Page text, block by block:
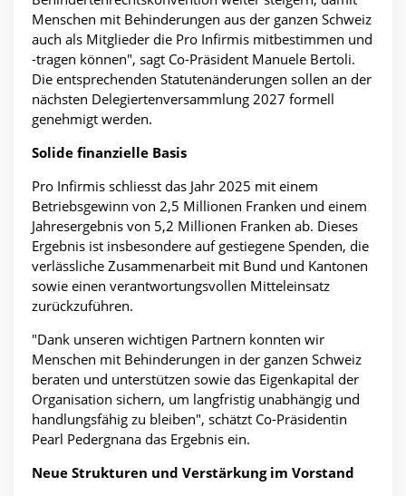
Menschen mit Behinderungen aus der ganzen Schweiz
auch als Mitglieder die Pro Infirmis mitbestimmen und
-tragen können", sagt Co-Präsident Manuele Bertoli.
Die entsprechenden Statutenänderungen sollen an der
nächsten Delegiertenversammlung 2027 formell
genehmigt werden.
Solide finanzielle Basis
Pro Infirmis schliesst das Jahr 2025 mit einem
Betriebsgewinn von 2,5 Millionen Franken und einem
Jahresergebnis von 5,2 Millionen Franken ab. Dieses
Ergebnis ist insbesondere auf gestiegene Spenden, die
verlässliche Zusammenarbeit mit Bund und Kantonen
sowie einen verantwortungsvollen Mitteleinsatz
zurückzuführen.
"Dank unseren wichtigen Partnern konnten wir
Menschen mit Behinderungen in der ganzen Schweiz
beraten und unterstützen sowie das Eigenkapital der
Organisation sichern, um langfristig unabhängig und
handlungsfähig zu bleiben", schätzt Co-Präsidentin
Pearl Pedergnana das Ergebnis ein.
Neue Strukturen und Verstärkung im Vorstand